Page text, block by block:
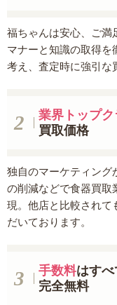
福ちゃんは安心、ご満
マナーと知識の取得を
考え、査定時に強引な
業界トップク
買取価格
独自のマーケティング
の削減などで食器買取
現。他店と比較されて
だいております。
手数料はすべ
完全無料